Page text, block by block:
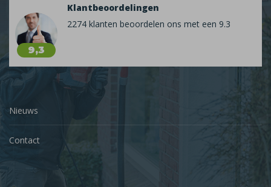
9,3
Klantbeoordelingen
2274 klanten beoordelen ons met een 9.3
Nieuws
Contact